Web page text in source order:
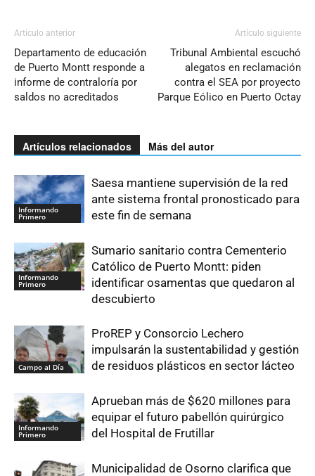
Artículo anterior
Departamento de educación
de Puerto Montt responde a
informe de contraloría por
saldos no acreditados
Artículo siguiente
Tribunal Ambiental escuchó
alegatos en reclamación
contra el SEA por proyecto
Parque Eólico en Puerto Octay
Artículos relacionados Más del autor
Informando
Primero
Saesa mantiene supervisión de la red
ante sistema frontal pronosticado para
este fin de semana
Informando
Primero
Sumario sanitario contra Cementerio
Católico de Puerto Montt: piden
identificar osamentas que quedaron al
descubierto
Campo al Día
ProREP y Consorcio Lechero
impulsarán la sustentabilidad y gestión
de residuos plásticos en sector lácteo
Informando
Primero
Aprueban más de $620 millones para
equipar el futuro pabellón quirúrgico
del Hospital de Frutillar
Municipalidad de Osorno clarifica que